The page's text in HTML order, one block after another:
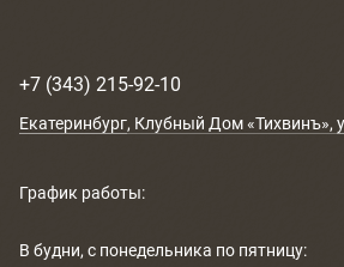
+7 (343) 215-92-10
Екатеринбург, Клубный Дом «Тихвинъ»,
График работы:
В будни, с понедельника по пятницу: